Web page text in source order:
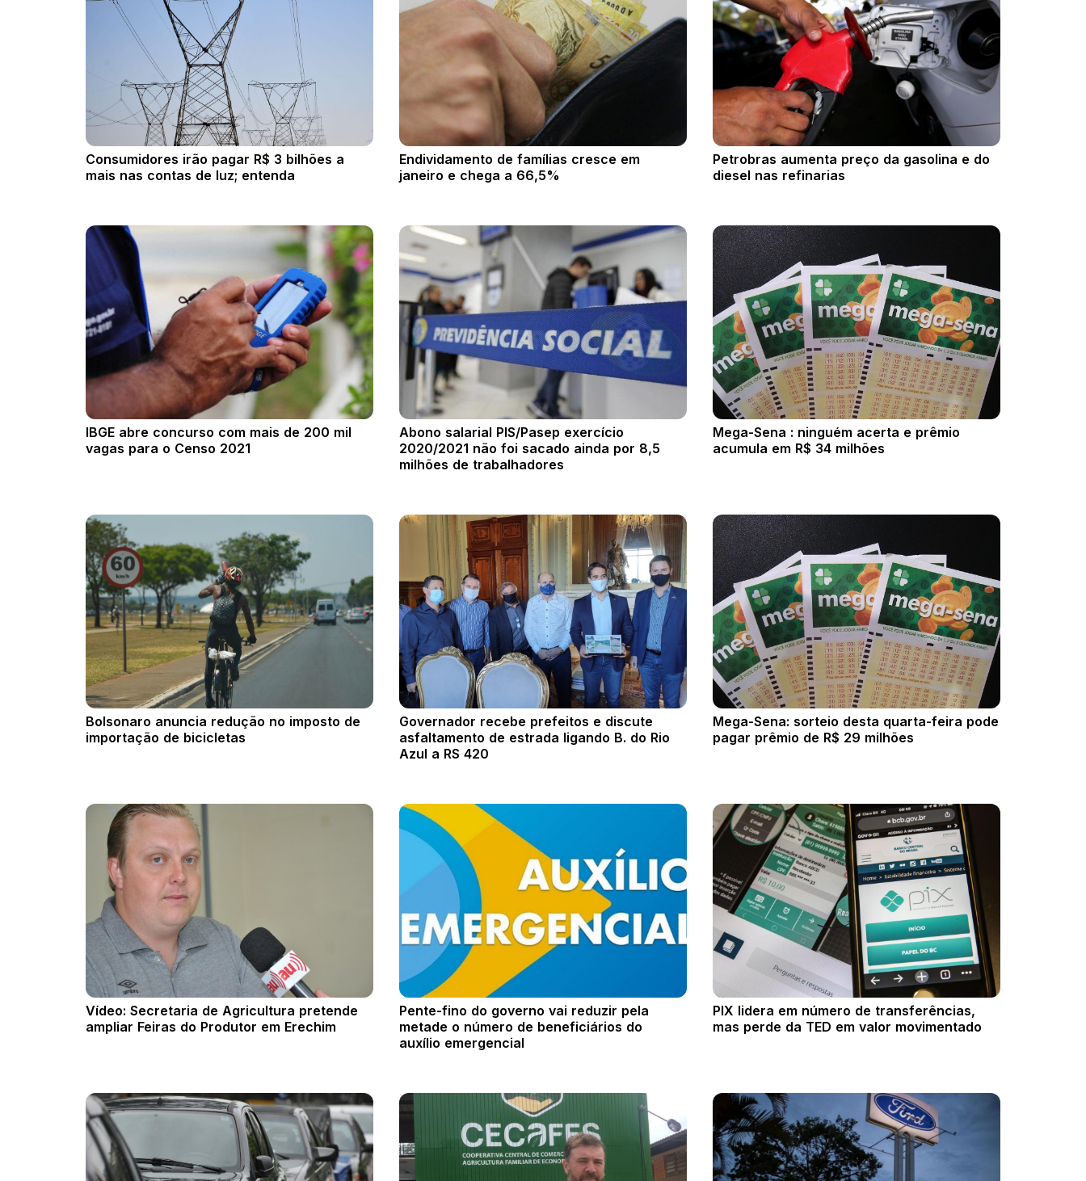
Consumidores irão pagar R$ 3 bilhões a
mais nas contas de luz; entenda
Endividamento de famílias cresce em
janeiro e chega a 66,5%
Petrobras aumenta preço da gasolina e do
diesel nas refinarias
IBGE abre concurso com mais de 200 mil
vagas para o Censo 2021
Abono salarial PIS/Pasep exercício
2020/2021 não foi sacado ainda por 8,5
milhões de trabalhadores
Mega-Sena : ninguém acerta e prêmio
acumula em R$ 34 milhões
Bolsonaro anuncia redução no imposto de
importação de bicicletas
Governador recebe prefeitos e discute
asfaltamento de estrada ligando B. do Rio
Azul a RS 420
Mega-Sena: sorteio desta quarta-feira pode
pagar prêmio de R$ 29 milhões
Vídeo: Secretaria de Agricultura pretende
ampliar Feiras do Produtor em Erechim
Pente-fino do governo vai reduzir pela
metade o número de beneficiários do
auxílio emergencial
PIX lidera em número de transferências,
mas perde da TED em valor movimentado